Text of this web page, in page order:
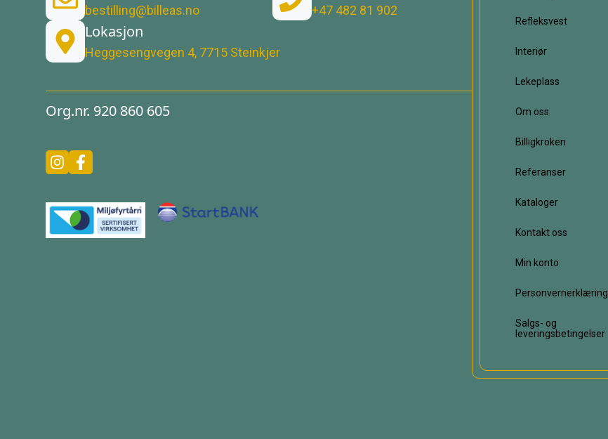
bestilling@billeas.no +47 482 81 902
Lokasjon
Heggesengvegen 4, 7715 Steinkjer
Org.nr. 920 860 605
Refleksvest
Interiør
Lekeplass
Om oss
Billigkroken
Referanser
Kataloger
Kontakt oss
Min konto
Personvernerklæring
Salgs- og
leveringsbetingelser